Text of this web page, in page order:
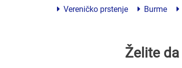
Vereničko prstenje Burme
Želite